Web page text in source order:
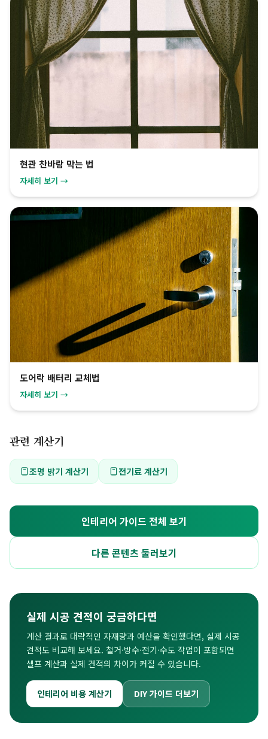
현관 찬바람 막는 법
자세히 보기 →
도어락 배터리 교체법
자세히 보기 →
관련 계산기
조명 밝기 계산기 전기료 계산기
인테리어 가이드 전체 보기
다른 콘텐츠 둘러보기
실제 시공 견적이 궁금하다면
계산 결과로 대략적인 자재량과 예산을 확인했다면, 실제 시공
견적도 비교해 보세요. 철거·방수·전기·수도 작업이 포함되면
셀프 계산과 실제 견적의 차이가 커질 수 있습니다.
인테리어 비용 계산기 DIY 가이드 더보기